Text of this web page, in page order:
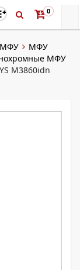
0
МФУ
МФУ
МФУ
M3860idn